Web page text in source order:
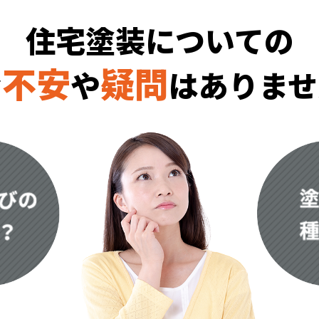
住宅塗装についての
不安や疑問はありま